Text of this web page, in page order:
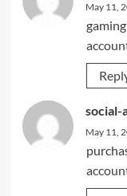
May 11,
social-
May 11,